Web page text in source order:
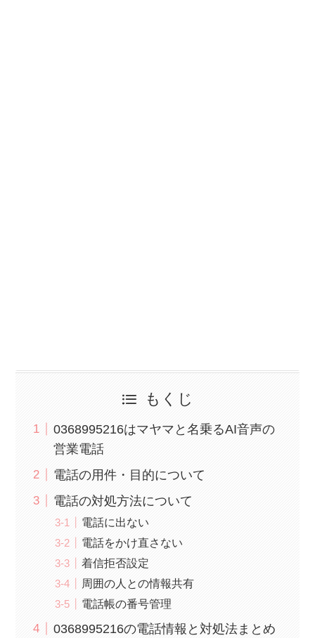
もくじ
0368995216はマヤマと名乗るAI音声の
営業電話
電話の用件・目的について
電話の対処方法について
電話に出ない
電話をかけ直さない
着信拒否設定
周囲の人との情報共有
電話帳の番号管理
0368995216の電話情報と対処法まとめ